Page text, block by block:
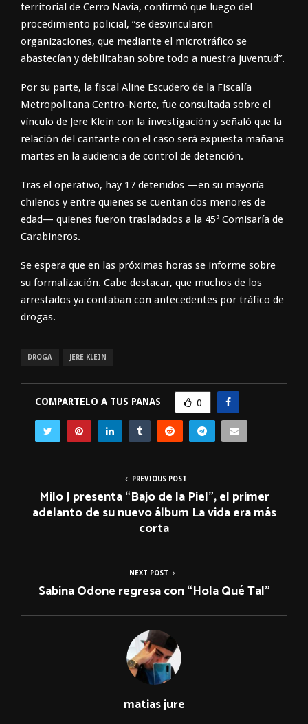
territorial de Cerro Navia, confirmó que luego del
procedimiento policial, “se desvincularon
organizaciones, que mediante el microtráfico se
abastecían y debilitaban sobre todo a nuestra juventud”.
Por su parte, la fiscal Aline Escudero de la Fiscalía
Metropolitana Centro-Norte, fue consultada sobre el
vínculo de Jere Klein con la investigación y señaló que la
relación del cantante con el caso será expuesta mañana
martes en la audiencia de control de detención.
Tras el operativo, hay 17 detenidos —en su mayoría
chilenos y entre quienes se cuentan dos menores de
edad— quienes fueron trasladados a la 45ª Comisaría de
Carabineros.
Se espera que en las próximas horas se informe sobre
su formalización. Cabe destacar, que muchos de los
arrestados ya contaban con antecedentes por tráfico de
drogas.
DROGA JERE KLEIN
COMPARTELO A TUS PANAS 0
PREVIOUS POST
Milo J presenta “Bajo de la Piel”, el primer
adelanto de su nuevo álbum La vida era más
corta
NEXT POST
Sabina Odone regresa con “Hola Qué Tal”
matias jure